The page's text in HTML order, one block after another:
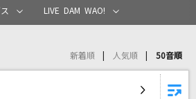
ラオケリクエスト
ムで歌われている曲の一覧
LIVE DAM WAO!
新着順 人気順 50音順